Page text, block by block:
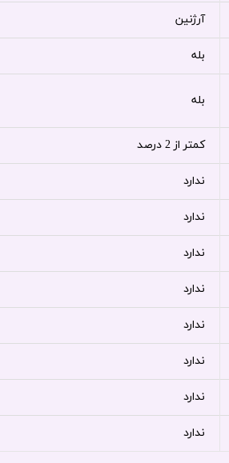
آرژنین
بله
بله
کمتر از 2 درصد
ندارد
ندارد
ندارد
ندارد
ندارد
ندارد
ندارد
ندارد